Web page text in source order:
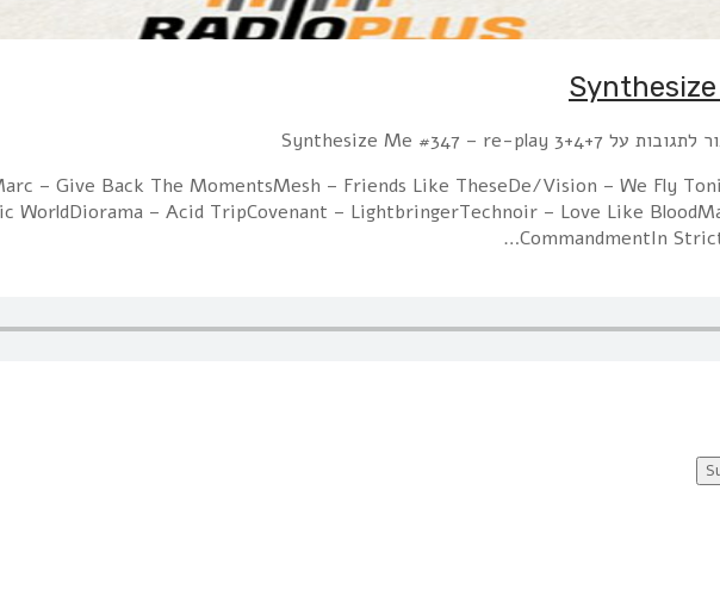
לתגובות על Synthesize Me #347 – re-play 3+4+7
– Give Back The MomentsMesh – Friends Like TheseDe/Vision – We Fly
WorldDiorama – Acid TripCovenant – LightbringerTechnoir – Love Like
CommandmentIn